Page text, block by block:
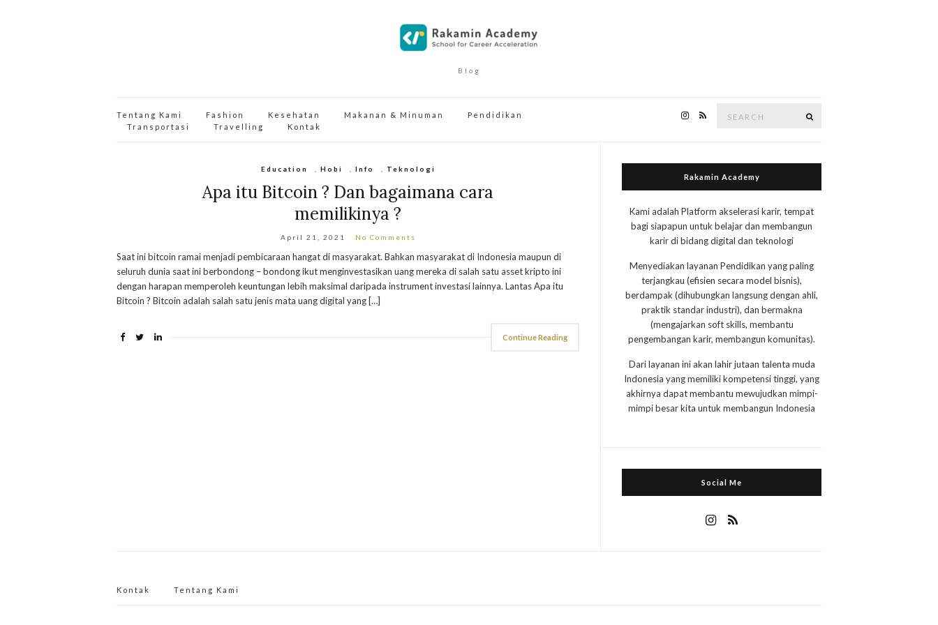
Blog
Tentang Kami Fashion Kesehatan Makanan & Minuman
Pendidikan
Transportasi
Travelling Kontak
Education Hobi Info Teknologi
Apa itu Bitcoin ? Dan bagaimana cara
memilikinya ?
April 21, 2021 No Comments
Saat ini bitcoin ramai menjadi pembicaraan hangat di masyarakat. Bahkan masyarakat di Indonesia maupun di
seluruh dunia saat ini berbondong – bondong ikut menginvestasikan uang mereka di salah satu asset kripto ini
dengan harapan memperoleh keuntungan lebih maksimal daripada instrument investasi lainnya. Lantas Apa itu
Bitcoin ? Bitcoin adalah salah satu jenis mata uang digital yang […]
Continue Reading
Rakamin Academy
Kami adalah Platform akselerasi karir, tempat
bagi siapapun untuk belajar dan membangun
karir di bidang digital dan teknologi
Menyediakan layanan Pendidikan yang paling
terjangkau (efisien secara model bisnis),
berdampak (dihubungkan langsung dengan ahli,
praktik standar industri), dan bermakna
(mengajarkan soft skills, membantu
pengembangan karir, membangun komunitas).
Dari layanan ini akan lahir jutaan talenta muda
Indonesia yang memiliki kompetensi tinggi, yang
akhirnya dapat membantu mewujudkan mimpi-
mimpi besar kita untuk membangun Indonesia
Social Me
Kontak Tentang Kami